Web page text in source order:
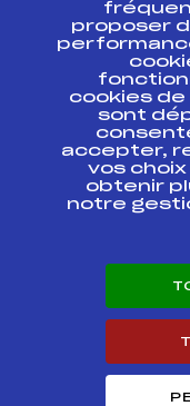
Ressources
Pass’Neige
Projet sportif
Projet de
Antidopage
Pôle
Scientifique
Listes
Pôle vie de
Carrières
proposer
cookies de
sont
accepter,
vos
obtenir
notre